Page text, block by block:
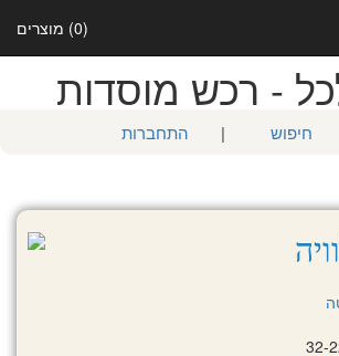
(0) מוצרים
- רכש מוסדות
חיפוש | התחברות